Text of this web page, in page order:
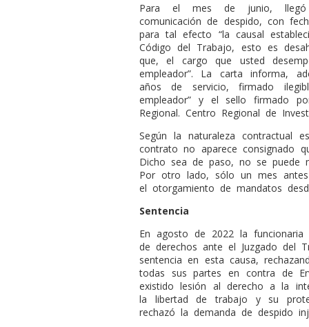
Para el mes de junio, llegó
comunicación de despido, con
para tal efecto “la causal
Código del Trabajo, esto es
que, el cargo que usted
empleador”. La carta informa,
años de servicio, firmado
empleador” y el sello firmado
Regional. Centro Regional de
Según la naturaleza contractual
contrato no aparece consignado
Dicho sea de paso, no se puede
Por otro lado, sólo un mes
el otorgamiento de mandatos
Sentencia
En agosto de 2022 la funcionaria
de derechos ante el Juzgado del
sentencia en esta causa,
todas sus partes en contra de
existido lesión al derecho a la
la libertad de trabajo y su
rechazó la demanda de despido